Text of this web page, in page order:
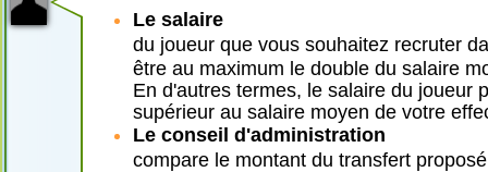
Le salaire
du joueur que vous souhaitez recruter
être au maximum le double du salaire
En d'autres termes, le salaire du joueur
supérieur au salaire moyen de votre
Le conseil d'administration
compare le montant du transfert